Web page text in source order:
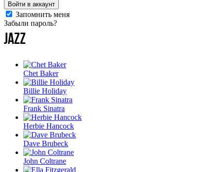
Войти в аккаунт
Запомнить меня
Забыли пароль?
JAZZ
Chet Baker
Billie Holiday
Frank Sinatra
Herbie Hancock
Dave Brubeck
John Coltrane